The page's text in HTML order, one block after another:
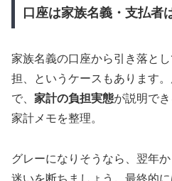
口座は家族名義・支払者
家族名義の口座から引き落と
担、というケースもあります
で、 家計の負担実態が説明で
家計メモを整理。
グレーになりそうなら、翌年
迷いを断ちましょう。最終的